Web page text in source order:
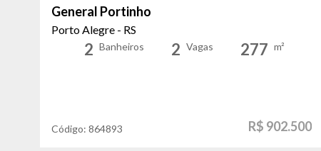
General Portinho
Porto Alegre - RS
2 Banheiros 2 Vagas 277 m²
Código: 864893 R$ 902.500